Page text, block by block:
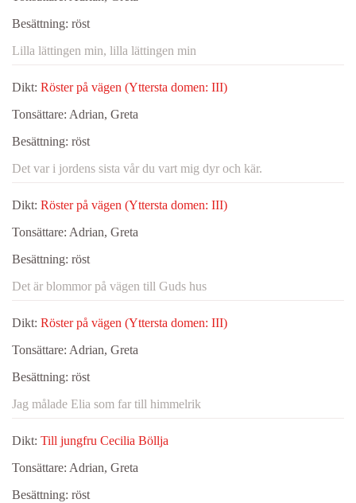
Besättning: röst
Lilla lättingen min, lilla lättingen min
Dikt: Röster på vägen (Yttersta domen: III)
Tonsättare: Adrian, Greta
Besättning: röst
Det var i jordens sista vår du vart mig dyr och kär.
Dikt: Röster på vägen (Yttersta domen: III)
Tonsättare: Adrian, Greta
Besättning: röst
Det är blommor på vägen till Guds hus
Dikt: Röster på vägen (Yttersta domen: III)
Tonsättare: Adrian, Greta
Besättning: röst
Jag målade Elia som far till himmelrik
Dikt: Till jungfru Cecilia Böllja
Tonsättare: Adrian, Greta
Besättning: röst